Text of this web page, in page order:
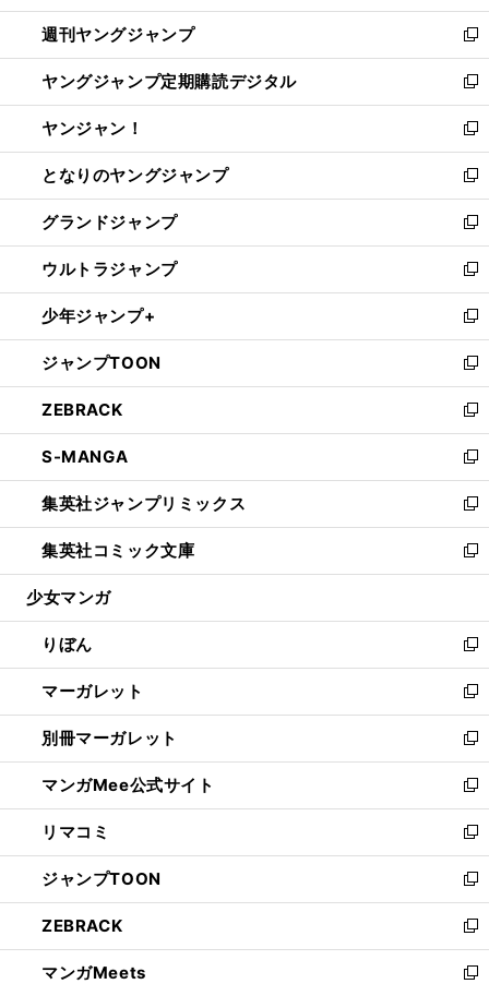
開
く
ウ
で
開
く
ン
ド
ウ
で
開
く
ウ
ィ
ン
ド
ウ
で
開
く
週刊ヤングジャンプ
新
し
い
ウ
ィ
ン
ド
ウ
で
開
く
ヤングジャンプ定期購読デジタル
新
し
い
ウ
ィ
ン
ド
ウ
で
開
く
ヤンジャン！
新
し
い
ウ
ィ
ン
ド
ウ
で
開
く
となりのヤングジャンプ
新
し
い
ウ
ィ
ン
ド
ウ
で
開
く
グランドジャンプ
新
し
い
ウ
ィ
ン
ド
ウ
で
開
く
ウルトラジャンプ
新
し
い
ウ
ィ
ン
ド
ウ
で
開
く
少年ジャンプ+
新
し
い
ウ
ィ
ン
ド
ウ
で
開
く
ジャンプTOON
新
し
い
ウ
ィ
ン
ド
ウ
で
開
ZEBRACK
新
し
い
ウ
ィ
ン
ド
ウ
開
く
S-MANGA
新
し
い
ウ
ィ
ン
ウ
で
開
く
集英社ジャンプリミックス
新
し
い
ウ
ン
ド
ウ
で
開
く
集英社コミック文庫
新
し
ウ
ィ
ン
ド
ウ
で
開
く
少女マンガ
りぼん
新
し
い
ウ
ィ
ン
ド
ウ
で
開
く
マーガレット
新
し
い
ウ
ィ
ン
ド
ウ
で
開
く
別冊マーガレット
新
し
い
ウ
ィ
ン
ド
ウ
で
開
く
マンガMee公式サイト
新
し
い
ウ
ィ
ン
ド
ウ
で
リマコミ
新
し
い
ウ
ィ
ン
ド
ジャンプTOON
新
し
い
ウ
ィ
ZEBRACK
新
し
い
マンガMeets 新